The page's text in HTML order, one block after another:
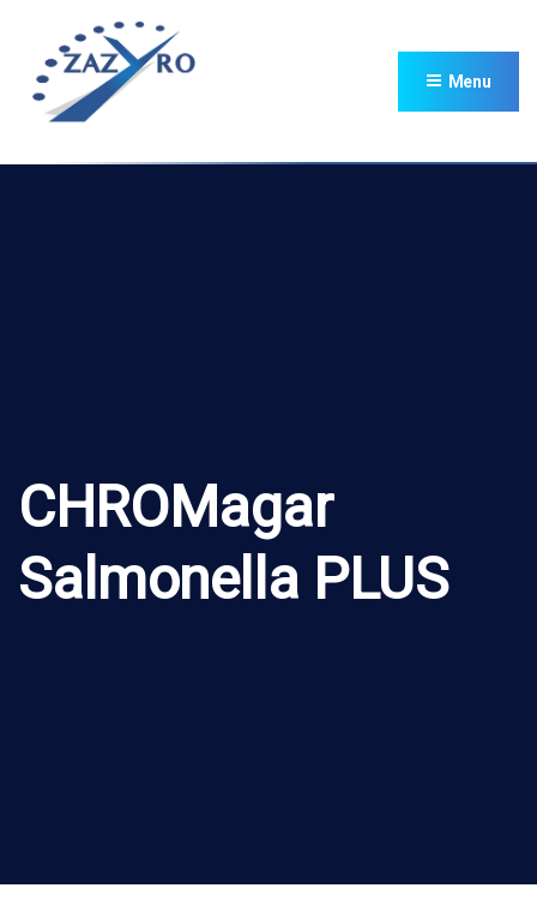
Menu
CHROMagar
Salmonella PLUS